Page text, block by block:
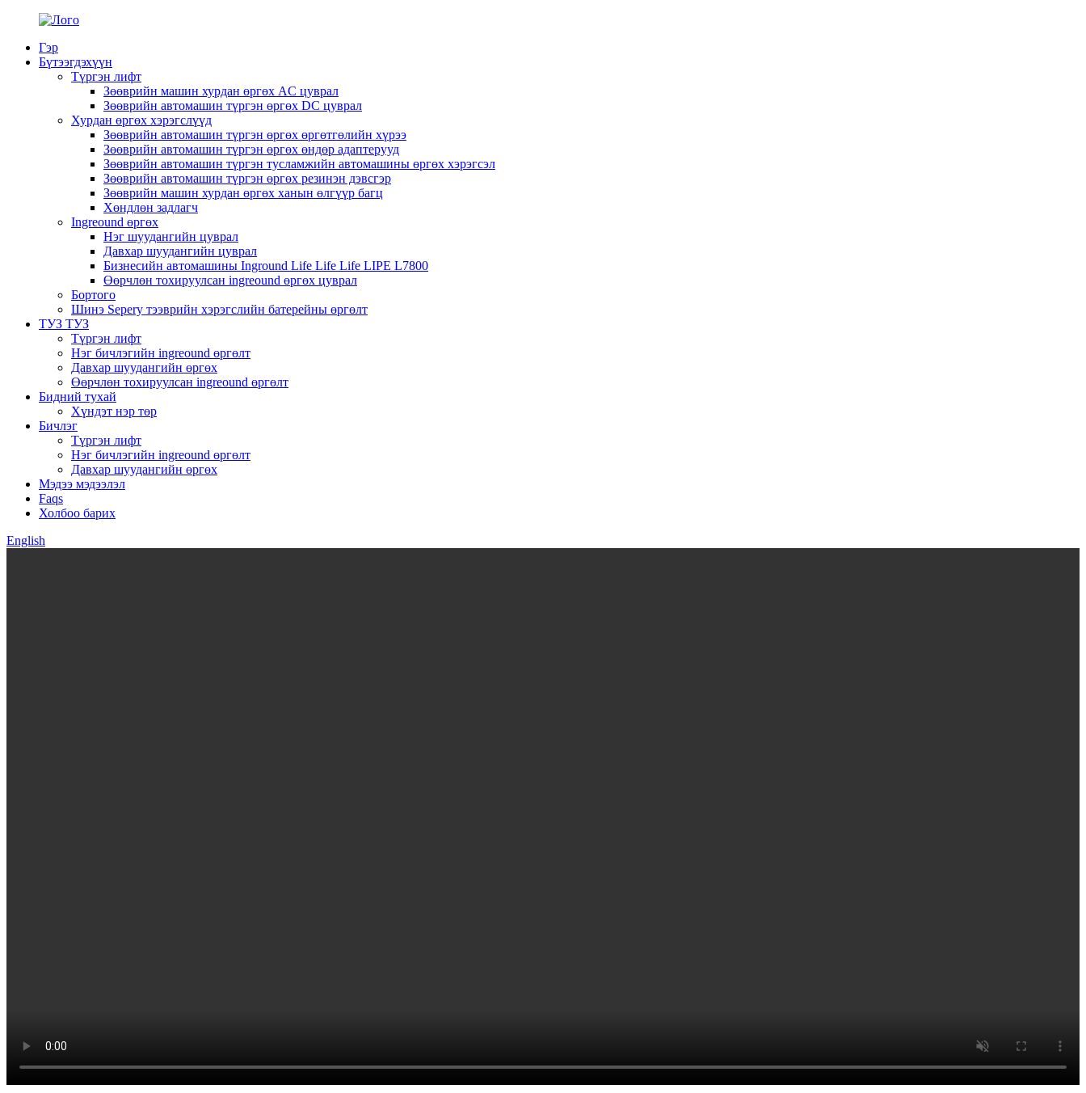
Гэр
Бүтээгдэхүүн
Түргэн лифт
Зөөврийн машин хурдан өргөх AC цуврал
Зөөврийн автомашин түргэн өргөх DC цуврал
Хурдан өргөх хэрэгслүүд
Зөөврийн автомашин түргэн өргөх өргөтгөлийн хүрээ
Зөөврийн автомашин түргэн өргөх өндөр адаптерууд
Зөөврийн автомашин түргэн тусламжийн автомашины өргөх хэрэгсэл
Зөөврийн автомашин түргэн өргөх резинэн дэвсгэр
Зөөврийн машин хурдан өргөх ханын өлгүүр багц
Хөндлөн задлагч
Ingreound өргөх
Нэг шуудангийн цуврал
Давхар шуудангийн цуврал
Бизнесийн автомашины Inground Life Life Life LIPE L7800
Өөрчлөн тохируулсан ingreound өргөх цуврал
Бортого
Шинэ Sepery тээврийн хэрэгслийн батерейны өргөлт
ТУЗ ТУЗ
Түргэн лифт
Нэг бичлэгийн ingreound өргөлт
Давхар шуудангийн өргөх
Өөрчлөн тохируулсан ingreound өргөлт
Бидний тухай
Хүндэт нэр төр
Бичлэг
Түргэн лифт
Нэг бичлэгийн ingreound өргөлт
Давхар шуудангийн өргөх
Мэдээ мэдээлэл
Faqs
Холбоо барих
English